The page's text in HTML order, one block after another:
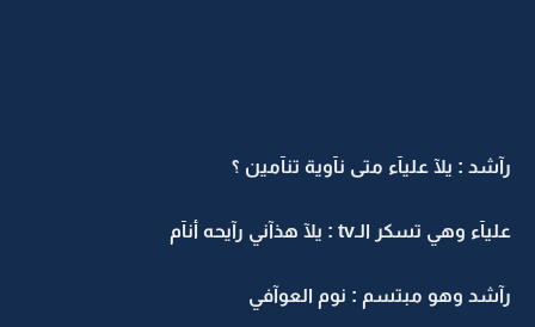
رآشد : يلآ عليآء متى نآوية تنآمين ؟
عليآء وهي تسكر الـtv : يلآ هذآني رآيحه أنآم
رآشد وهو مبتسم : نوم العوآفي